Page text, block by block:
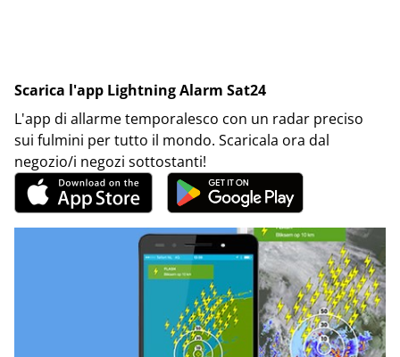
Scarica l'app Lightning Alarm Sat24
L'app di allarme temporalesco con un radar preciso
sui fulmini per tutto il mondo. Scaricala ora dal
negozio/i negozi sottostanti!